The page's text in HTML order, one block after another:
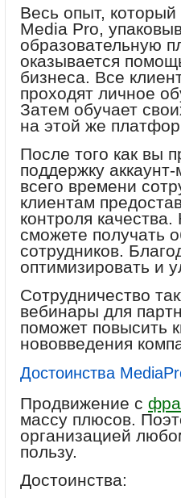
Весь опыт,
Media Pro,
образовательную
оказывается
бизнеса. Все
проходят личное
Затем обучает
на этой же
После того как вы
поддержку
всего времени
клиентам
контроля
сможете получать
сотрудников.
оптимизировать и
Сотрудничество
вебинары для
поможет повысить
нововведения
Достоинства
Продвижение с
массу плюсов.
организацией
пользу.
Достоинства: